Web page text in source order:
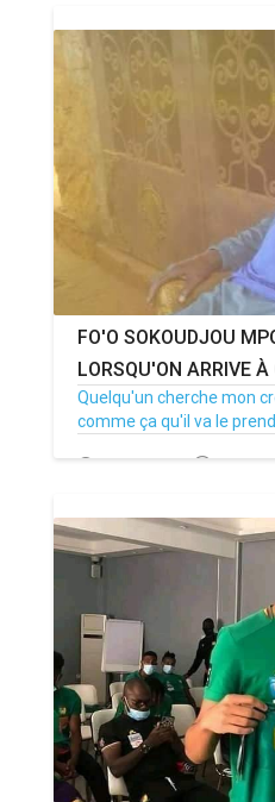
FO'O SOKOUDJOU
LORSQU'ON ARRIVE À
Quelqu'un cherche mon
comme ça qu'il va le
28/03/21 Par